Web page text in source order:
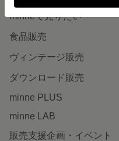
minneで売りたい
食品販売
ヴィンテージ販売
ダウンロード販売
minne PLUS
minne LAB
販売支援企画・イベント